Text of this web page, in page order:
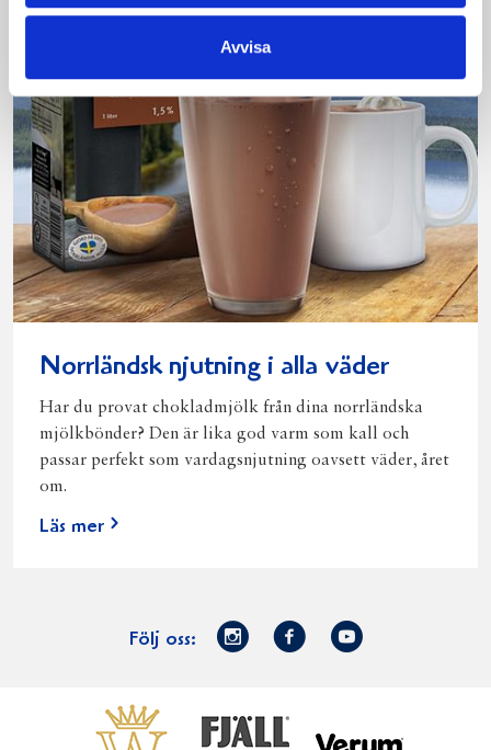
Avvisa
Norrländsk njutning i alla väder
Har du provat chokladmjölk från dina norrländska
mjölkbönder? Den är lika god varm som kall och
passar perfekt som vardagsnjutning oavsett väder, året
om.
Läs mer
Följ oss:
Norrmejerier
Facebook
Youtube
VästerbottensostFjällfil